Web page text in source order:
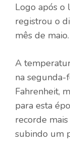
Logo após o
registrou o
mês de maio.
A
na segunda-
Fahrenheit,
para esta
recorde
subindo um